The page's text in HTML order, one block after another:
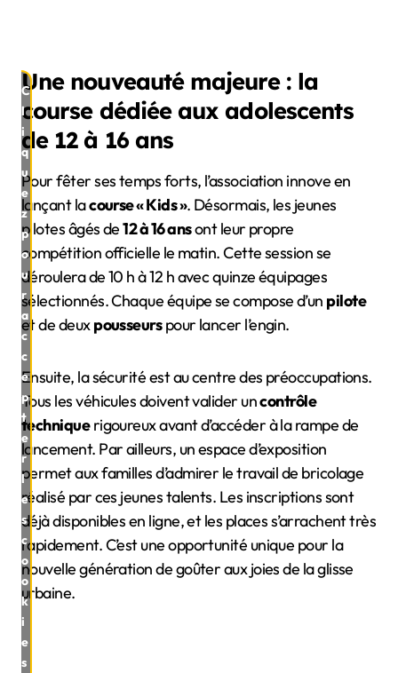
Une nouveauté majeure : la
course dédiée aux adolescents
de 12 à 16 ans
Pour fêter ses temps forts, l’association innove en
lançant lacourse « Kids ». Désormais, les jeunes
pilotes âgés de12 à 16 ansont leur propre
compétition officielle le matin. Cette session se
déroulera de 10 h à 12 h avec quinze équipages
sélectionnés. Chaque équipe se compose d’un pilote
et de deuxpousseurspour lancer l’engin.
Ensuite, la sécurité est au centre des préoccupations.
Tous les véhicules doivent valider uncontrôle
techniquerigoureux avant d’accéder à la rampe de
lancement. Par ailleurs, un espace d’exposition
permet aux familles d’admirer le travail de bricolage
réalisé par ces jeunes talents. Les inscriptions sont
déjà disponibles en ligne, et les places s’arrachent très
rapidement. C’est une opportunité unique pour la
nouvelle génération de goûter aux joies de la glisse
urbaine.
C
l
i
q
u
e
z
p
o
u
r
a
c
c
e
p
t
e
r
l
e
s
c
o
o
k
i
e
s